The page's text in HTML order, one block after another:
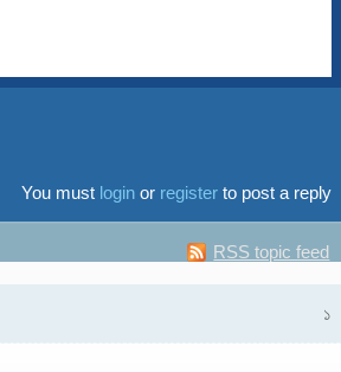
You must loginor registerto post a reply
RSS topic feed
১